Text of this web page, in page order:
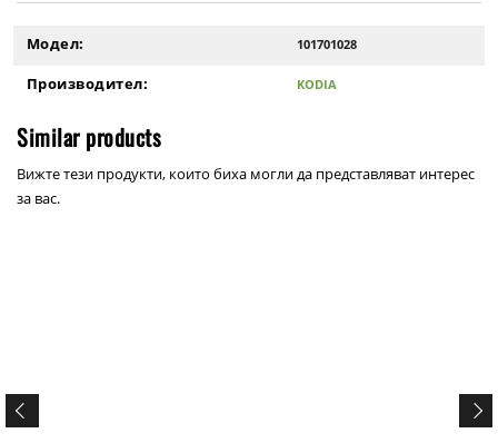
Модел: 101701028
Производител: KODIA
Similar products
Вижте тези продукти, които биха могли да представляват интерес
за вас.